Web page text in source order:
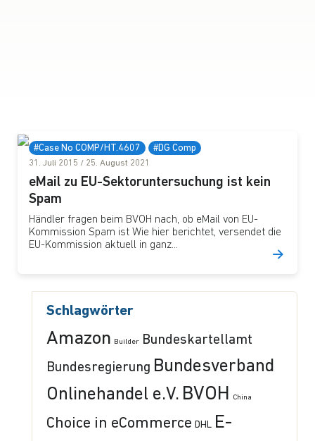
#Case No COMP/HT.4607 #DG Comp
31. Juli 2015 / 25. August 2021
eMail zu EU-Sektoruntersuchung ist kein
Spam
Händler fragen beim BVOH nach, ob eMail von EU-
Kommission Spam ist Wie hier berichtet, versendet die
EU-Kommission aktuell in ganz...
Schlagwörter
Amazon Builder Bundeskartellamt
Bundesregierung Bundesverband
Onlinehandel e.V. BVOH China
Choice in eCommerce DHL E-